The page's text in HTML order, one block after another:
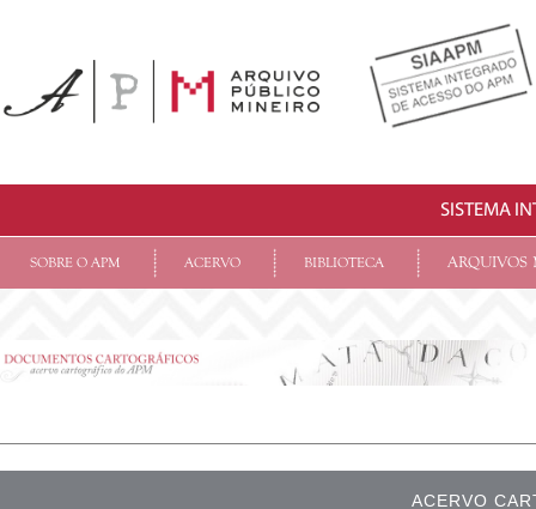
SISTEMA
SOBRE O APM ACERVO BIBLIOTECA ARQUIVOS
ACERVO